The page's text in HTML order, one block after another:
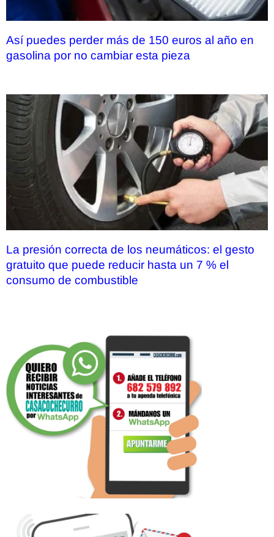
Así puedes perder más de 150 euros al año en
gasolina por no cambiar esta pieza
La presión correcta de los neumáticos: el gesto
gratuito que puede reducir hasta un 7 % el
consumo de combustible